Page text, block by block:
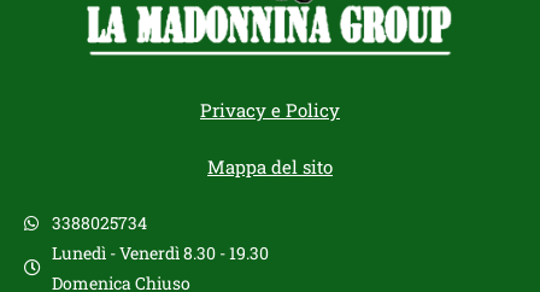
Privacy e Policy
Mappa del sito
3388025734
Lunedì - Venerdì 8.30 - 19.30
Domenica Chiuso